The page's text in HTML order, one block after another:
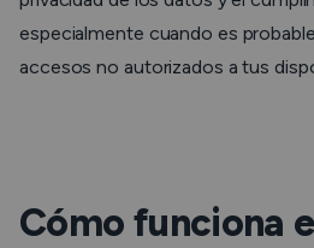
especialmente cuando es
accesos no autorizados a tus
Cómo funciona